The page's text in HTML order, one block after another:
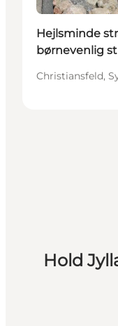
Hejlsminde
børnevenlig
Christiansfeld,
Hold